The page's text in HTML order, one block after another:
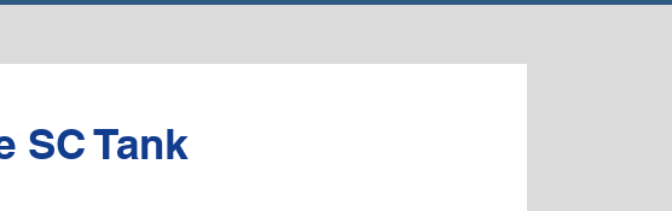
SC Tank